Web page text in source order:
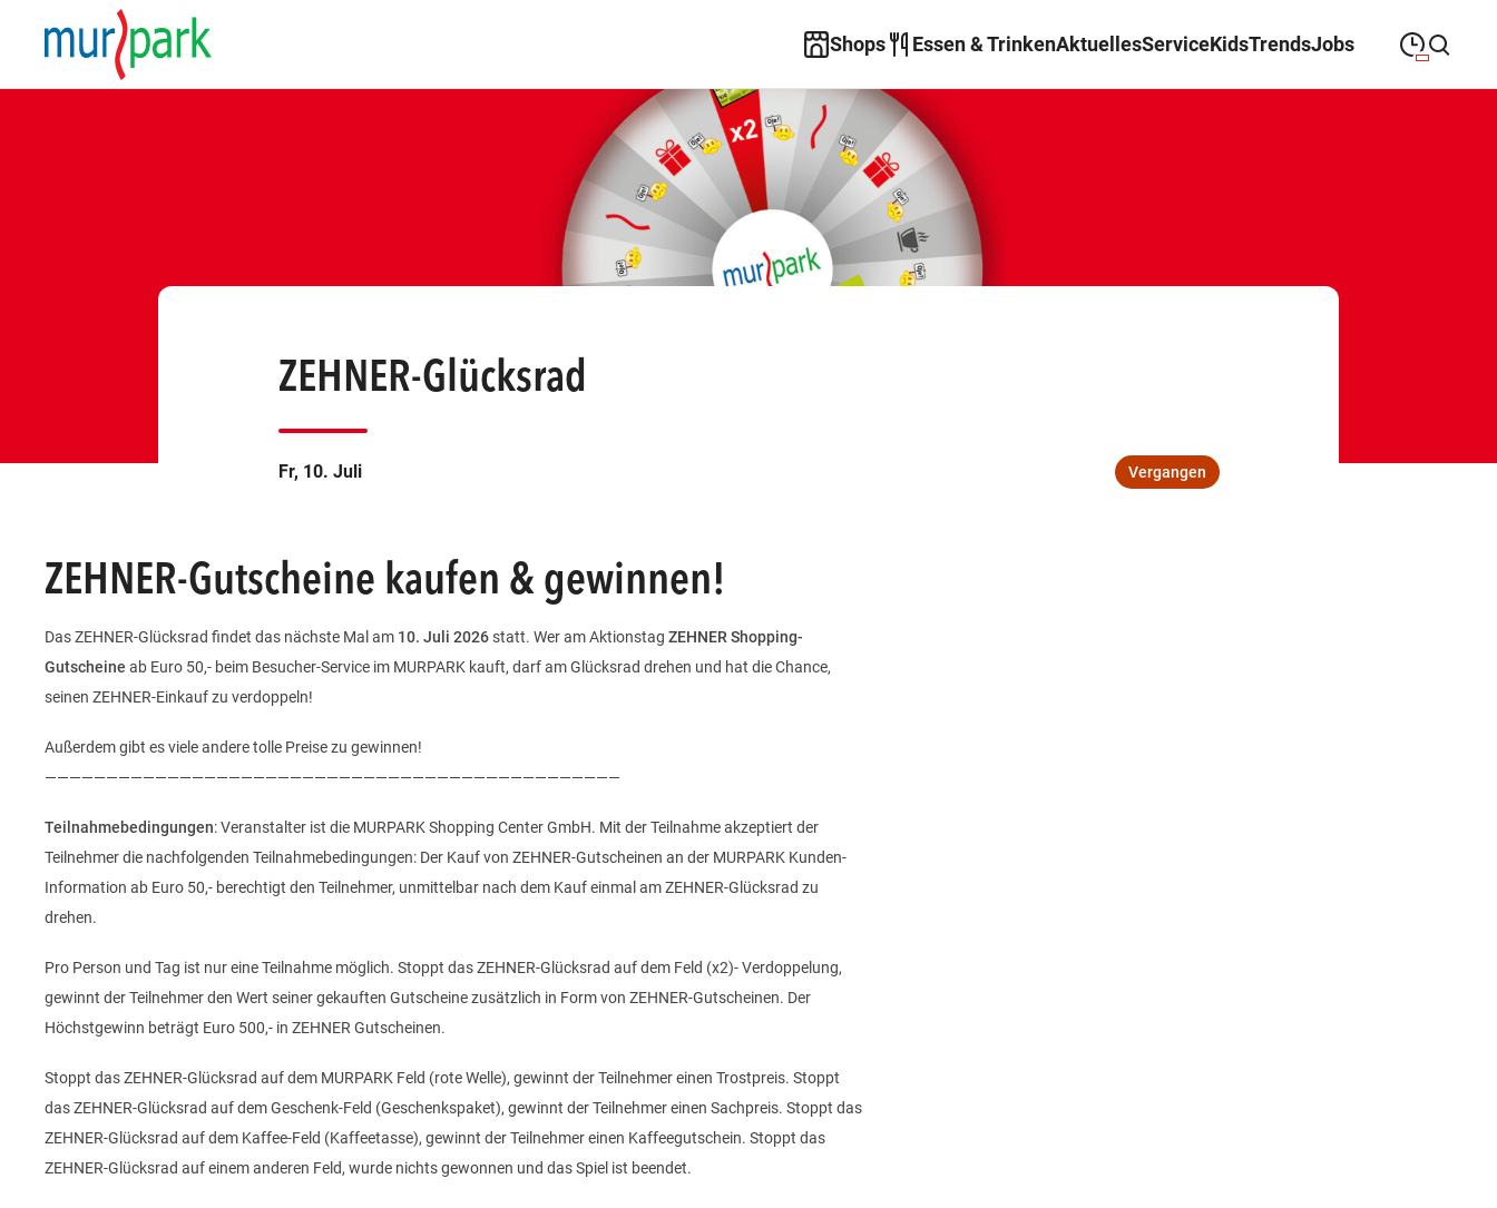
Shops Essen & TrinkenAktuellesServiceKidsTrendsJobs
ZEHNER-Glücksrad
Fr, 10. Juli Vergangen
ZEHNER-Gutscheine kaufen & gewinnen!
Das ZEHNER-Glücksrad findet das nächste Mal am 10. Juli 2026statt. Wer am Aktionstag ZEHNER Shopping-
Gutscheine ab Euro 50,- beim Besucher-Service im MURPARK kauft, darf am Glücksrad drehen und hat die Chance,
seinen ZEHNER-Einkauf zu verdoppeln!
Außerdem gibt es viele andere tolle Preise zu gewinnen!
———————————————————————————————————————————————
Teilnahmebedingungen: Veranstalter ist die MURPARK Shopping Center GmbH. Mit der Teilnahme akzeptiert der
Teilnehmer die nachfolgenden Teilnahmebedingungen: Der Kauf von ZEHNER-Gutscheinen an der MURPARK Kunden-
Information ab Euro 50,- berechtigt den Teilnehmer, unmittelbar nach dem Kauf einmal am ZEHNER-Glücksrad zu
drehen.
Pro Person und Tag ist nur eine Teilnahme möglich. Stoppt das ZEHNER-Glücksrad auf dem Feld (x2)- Verdoppelung,
gewinnt der Teilnehmer den Wert seiner gekauften Gutscheine zusätzlich in Form von ZEHNER-Gutscheinen. Der
Höchstgewinn beträgt Euro 500,- in ZEHNER Gutscheinen.
Stoppt das ZEHNER-Glücksrad auf dem MURPARK Feld (rote Welle), gewinnt der Teilnehmer einen Trostpreis. Stoppt
das ZEHNER-Glücksrad auf dem Geschenk-Feld (Geschenkspaket), gewinnt der Teilnehmer einen Sachpreis. Stoppt das
ZEHNER-Glücksrad auf dem Kaffee-Feld (Kaffeetasse), gewinnt der Teilnehmer einen Kaffeegutschein. Stoppt das
ZEHNER-Glücksrad auf einem anderen Feld, wurde nichts gewonnen und das Spiel ist beendet.